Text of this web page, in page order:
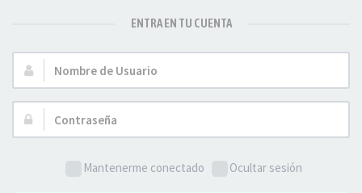
ENTRA EN TU CUENTA
Nombre
de
Usuario:
Contraseña:
Mantenerme conectado Ocultar sesión